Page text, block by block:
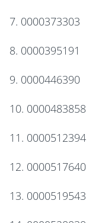
7. 0000373303
8. 0000395191
9. 0000446390
10. 0000483858
11. 0000512394
12. 0000517640
13. 0000519543